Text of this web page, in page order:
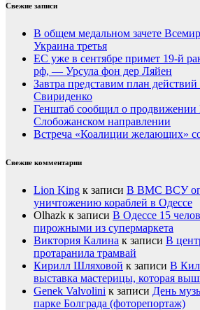
Свежие записи
В общем медальном зачете
Украина третья
ЕС уже в сентябре примет 19-й
рф, — Урсула фон дер Ляйен
Завтра представим план
Свириденко
Генштаб сообщил о
Слобожанском направлении
Встреча «Коалиции желающих»
Свежие комментарии
Lion King к записи В ВМС ВСУ
уничтожению кораблей в Одессе
Olhazk к записи В Одессе 15
пирожными из супермаркета
Виктория Калина к записи В
протаранила трамвай
Кирилл Шляховой к записи В
выставка мастерицы, которая
Genek Valvolini к записи День
парке Болграда (фоторепортаж)